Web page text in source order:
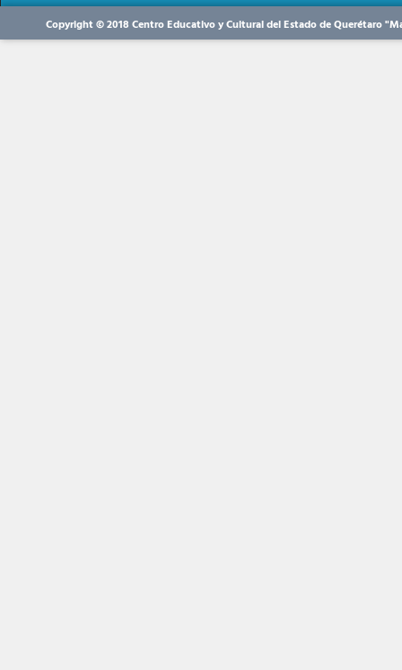
Copyright © 2018 Centro Educativo y Cultural del Estado de Querétaro